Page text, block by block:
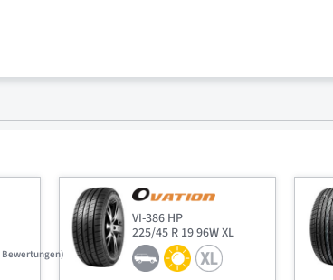
Bewertungen
VI-386 HP
225/45 R 19 96W XL